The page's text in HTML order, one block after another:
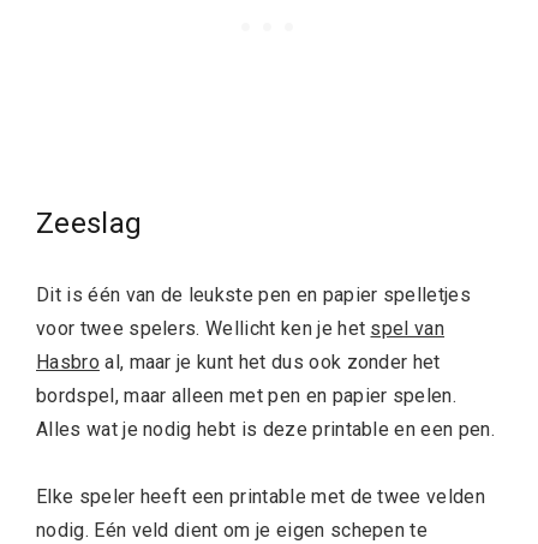
Zeeslag
Dit is één van de leukste pen en papier spelletjes
voor twee spelers. Wellicht ken je het spel van
Hasbro al, maar je kunt het dus ook zonder het
bordspel, maar alleen met pen en papier spelen.
Alles wat je nodig hebt is deze printable en een pen.
Elke speler heeft een printable met de twee velden
nodig. Eén veld dient om je eigen schepen te